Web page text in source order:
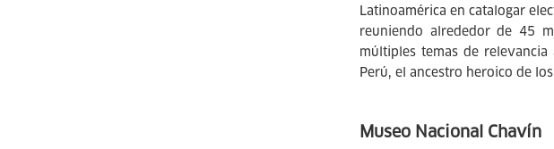
Latinoamérica en catalogar
reuniendo alrededor de 45
múltiples temas de
Perú, el ancestro heroico de
Museo Nacional Chavín